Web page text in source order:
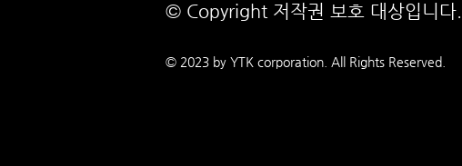
© Copyright 저작권 보호 대상입니다.
© 2023 by YTK corporation. All Rights Reserved.